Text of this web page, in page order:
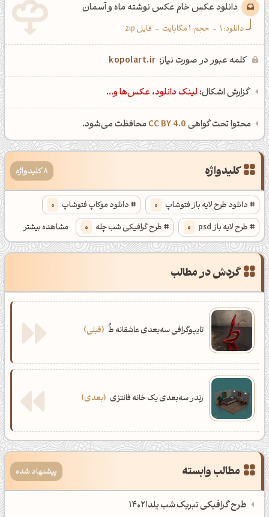
دانلود عکس خام عکس نوشته ماه و آسمان
دانلود:1
- حجم: 1 مگابایت - فایل zip
کلمه عبور در صورت نیاز: kopolart.ir
گزارش اشکال: لینک دانلود، عکس‌ها و...
محتوا تحت گواهیCC BY 4.0 محافظت می‌شود.
کلیدواژه 8 کلیدواژه
دانلود طرح لایه باز فتوشاپ 0 دانلود موکاپ فتوشاپ 0
طرح لایه باز psd
0 طرح گرافیکی شب چله 0
مشاهده بیشتر
دورهمی شب یلدا 0 طرح گرافیکی تبریک شب یلدا 0
آرت ورک شب یلدا
0
گردش در مطالب
تایپوگرافی سه‌بعدی عاشقانه طُ قبلی
رندر سه‌بعدی یک خانه فانتزی بعدی
مطالب وابسته پیشنهاد شده
طرح گرافیکی تبریک شب یلدا 1402
کپل‌آرت رو دنبال کن!
کانال ایــتا
کانال بلـــه